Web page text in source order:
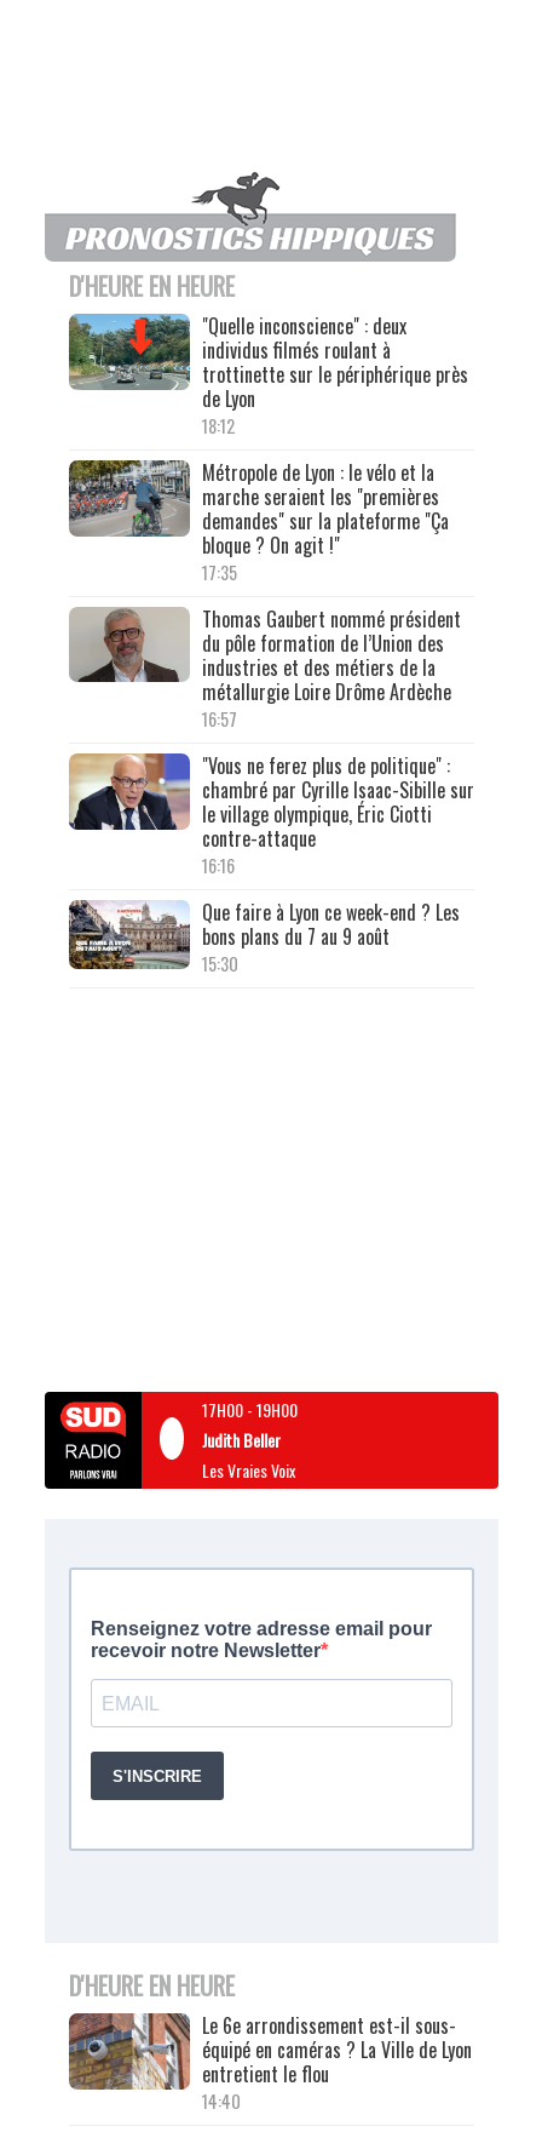
D'HEURE EN HEURE
"Quelle inconscience" : deux
individus filmés roulant à
trottinette sur le périphérique près
de Lyon
18:12
Métropole de Lyon : le vélo et la
marche seraient les "premières
demandes" sur la plateforme "Ça
bloque ? On agit !"
17:35
Thomas Gaubert nommé président
du pôle formation de l’Union des
industries et des métiers de la
métallurgie Loire Drôme Ardèche
16:57
"Vous ne ferez plus de politique" :
chambré par Cyrille Isaac-Sibille sur
le village olympique, Éric Ciotti
contre-attaque
16:16
Que faire à Lyon ce week-end ? Les
bons plans du 7 au 9 août
15:30
17H00-19H00
Judith Beller
Les Vraies Voix
D'HEURE EN HEURE
Le 6e arrondissement est-il sous-
équipé en caméras ? La Ville de Lyon
entretient le flou
14:40